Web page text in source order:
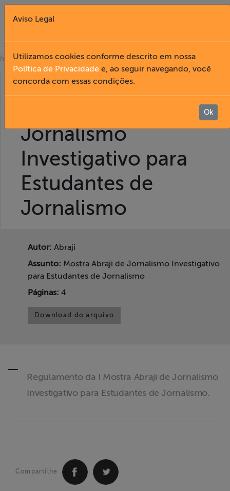
Fechar X
English
Institucional
Acesso à
Informação
Expressão
Projetos
Proteção Legal
e Litigância
Homenageados
ABRAJI
home»publicações
Regulamento I
Jornalismo
Investigativo para
Estudantes de
Jornalismo
Autor: Abraji
Assunto: Mostra Abraji de Jornalismo Investigativo
para Estudantes de Jornalismo
Páginas: 4
Download do arquivo
Regulamento da I Mostra Abraji de Jornalismo
Investigativo para Estudantes de Jornalismo.
Compartilhe
Aviso Legal
Utilizamos cookies conforme descrito em nossa
Política de Privacidade e, ao seguir navegando, você
concorda com essas condições.
Ok